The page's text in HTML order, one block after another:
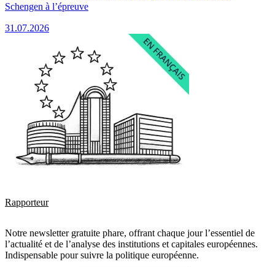
Schengen à l’épreuve
31.07.2026
Rapporteur
Notre newsletter gratuite phare, offrant chaque jour l’essentiel de
l’actualité et de l’analyse des institutions et capitales européennes.
Indispensable pour suivre la politique européenne.